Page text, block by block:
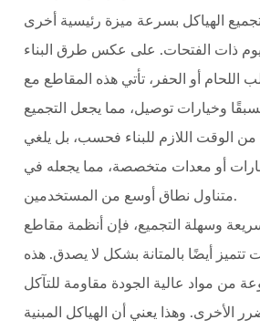
الهياكل بسرعة ميزة رئيسية أخرى
ذات الفتحات. على عكس طرق البناء
اللحام أو الحفر، تأتي هذه المقاطع مع
وخيارات توصيل، مما يجعل التجميع
من الوقت اللازم للبناء فحسب، بل يلغي
أو معدات متخصصة، مما يجعله في
متناول نطاق أوسع من المستخدمين.
سريعة وسهلة التجميع، فإن أنظمة مقاطع
تتميز أيضًا بالمتانة بشكل لا يصدق. هذه
من مواد عالية الجودة مقاومة للتآكل
الأخرى. وهذا يعني أن الهياكل المبنية